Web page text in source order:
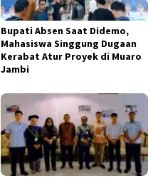
Bupati Absen Saat Didemo,
Mahasiswa Singgung Dugaan
Kerabat Atur Proyek di Muaro
Jambi